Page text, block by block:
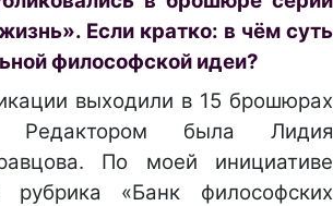
Если кратко: в чём суть
философской идеи?
выходили в 15 брошюрах
Редактором была Лидия
По моей инициативе
«Банк философских